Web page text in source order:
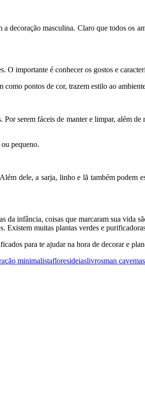
decoração masculina. Claro que todos os
importante é conhecer os gostos e
pontos de cor, trazem estilo ao
serem fáceis de manter e limpar, além
pequeno.
dele, a sarja, linho e lã também podem
infância, coisas que marcaram sua vida
Existem muitas plantas verdes e
para te ajudar na hora de decorar e
minimalistafloresideiaslivrosman cave